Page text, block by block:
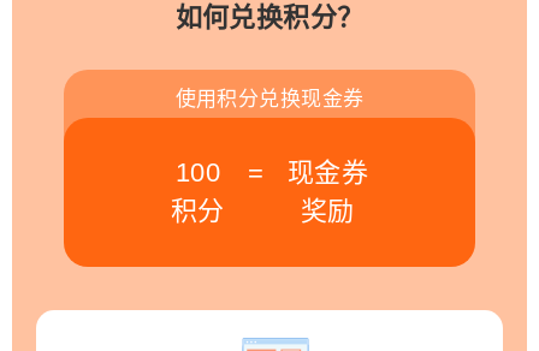
如何兑换积分？
使用积分兑换现金券
100
积分
=
现金券
奖励